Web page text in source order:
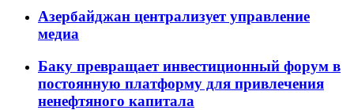
Азербайджан централизует управление
медиа
Баку превращает инвестиционный форум в
постоянную платформу для привлечения
ненефтяного капитала